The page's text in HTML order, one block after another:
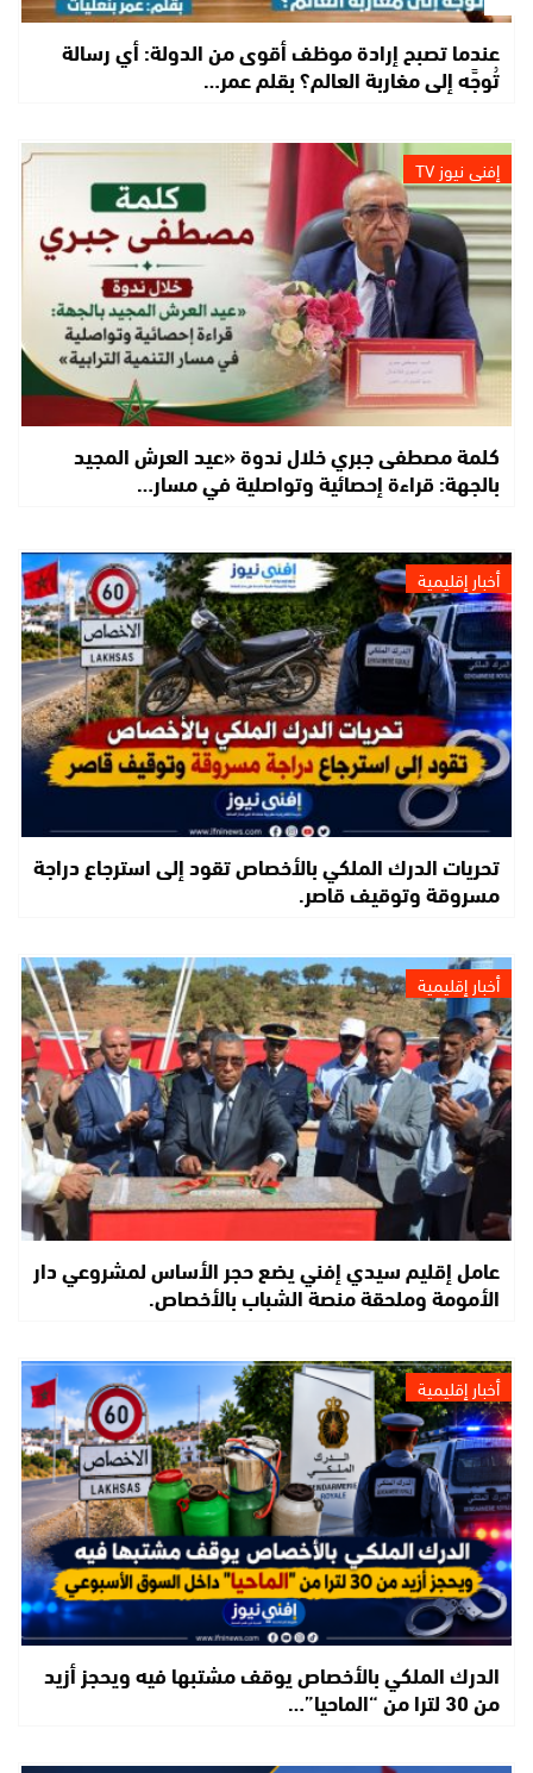
عندما تصبح إرادة موظف أقوى من الدولة: أي رسالة
تُوجَّه إلى مغاربة العالم؟ بقلم عمر…
إفني نيوز TV
كلمة مصطفى جبري خلال ندوة «عيد العرش المجيد
بالجهة: قراءة إحصائية وتواصلية في مسار…
أخبار إقليمية
تحريات الدرك الملكي بالأخصاص تقود إلى استرجاع دراجة
مسروقة وتوقيف قاصر.
أخبار إقليمية
عامل إقليم سيدي إفني يضع حجر الأساس لمشروعي دار
الأمومة وملحقة منصة الشباب بالأخصاص.
أخبار إقليمية
الدرك الملكي بالأخصاص يوقف مشتبها فيه ويحجز أزيد
من 30 لترا من “الماحيا”…